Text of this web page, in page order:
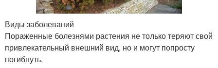
Виды заболеваний
Пораженные болезнями растения не только теряют свой
привлекательный внешний вид, но и могут попросту
погибнуть.